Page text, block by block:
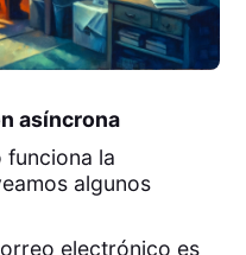
asíncrona
funciona la
algunos
electrónico es